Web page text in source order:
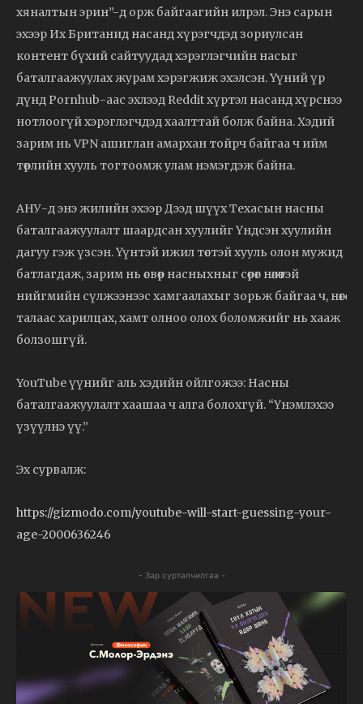
хяналтын эрин”-д орж байгаагийн илрэл. Энэ сарын
эхээр Их Британид насанд хүрэгчдэд зориулсан
контент бүхий сайтуудад хэрэглэгчийн насыг
баталгаажуулах журам хэрэгжиж эхэлсэн. Үүний үр
дүнд Pornhub-аас эхлээд Reddit хүртэл насанд хүрснээ
нотлоогүй хэрэглэгчдэд хаалттай болж байна. Хэдий
зарим нь VPN ашиглан амархан тойрч байгаа ч ийм
төрлийн хууль тогтоомж улам нэмэгдэж байна.
АНУ-д энэ жилийн эхээр Дээд шүүх Техасын насны
баталгаажуулалт шаардсан хуулийг Үндсэн хуулийн
дагуу гэж үзсэн. Үүнтэй ижил төстэй хууль олон мужид
батлагдаж, зарим нь өсвөр насныхныг сөрөг нөлөөтэй
нийгмийн сүлжээнээс хамгаалахыг зорьж байгаа ч, нөгөө
талаас харилцах, хамт олноо олох боломжийг нь хааж
болзошгүй.
YouTube үүнийг аль хэдийн ойлгожээ: Насны
баталгаажуулалт хаашаа ч алга болохгүй. “Үнэмлэхээ
үзүүлнэ үү.”
Эх сурвалж:
https://gizmodo.com/youtube-will-start-guessing-your-
age-2000636246
- Зар сурталчилгаа -